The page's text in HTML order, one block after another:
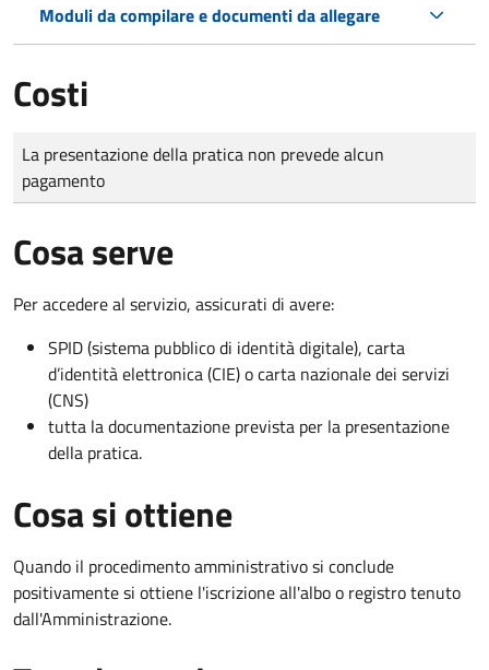
Moduli da compilare e documenti da allegare
Costi
Tipo di pagamento
Importo
La presentazione della pratica non prevede alcun
pagamento
Cosa serve
Per accedere al servizio, assicurati di avere:
SPID (sistema pubblico di identità digitale), carta
d’identità elettronica (CIE) o carta nazionale dei servizi
(CNS)
tutta la documentazione prevista per la presentazione
della pratica.
Cosa si ottiene
Quando il procedimento amministrativo si conclude
positivamente si ottiene l'iscrizione all'albo o registro tenuto
dall'Amministrazione.